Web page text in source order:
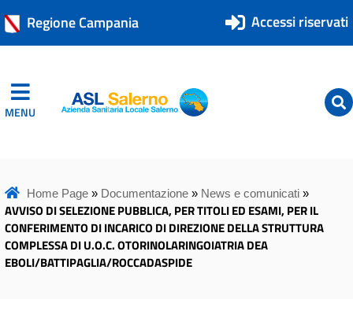
Regione Campania Accessi riservati
MENU ASL Salerno
ASL Salerno
Home Page» Documentazione» News e comunicati»
AVVISO DI SELEZIONE PUBBLICA, PER TITOLI ED ESAMI, PER IL
CONFERIMENTO DI INCARICO DI DIREZIONE DELLA STRUTTURA
COMPLESSA DI U.O.C. OTORINOLARINGOIATRIA DEA
EBOLI/BATTIPAGLIA/ROCCADASPIDE